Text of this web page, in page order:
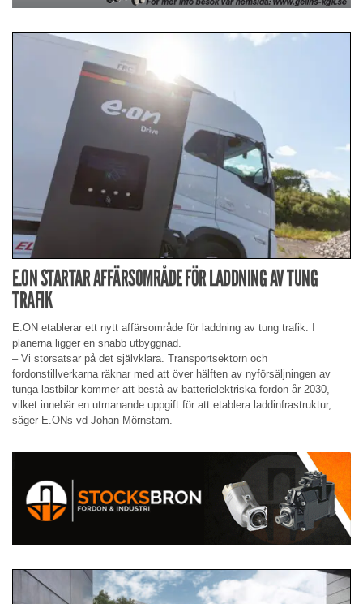
E.ON STARTAR AFFÄRSOMRÅDE FÖR LADDNING AV TUNG
TRAFIK
E.ON etablerar ett nytt affärsområde för laddning av tung trafik. I
planerna ligger en snabb utbyggnad.
– Vi storsatsar på det självklara. Transportsektorn och
fordonstillverkarna räknar med att över hälften av nyförsäljningen av
tunga lastbilar kommer att bestå av batterielektriska fordon år 2030,
vilket innebär en utmanande uppgift för att etablera laddinfrastruktur,
säger E.ONs vd Johan Mörnstam.